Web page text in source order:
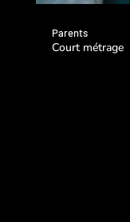
Parents
Court métrage